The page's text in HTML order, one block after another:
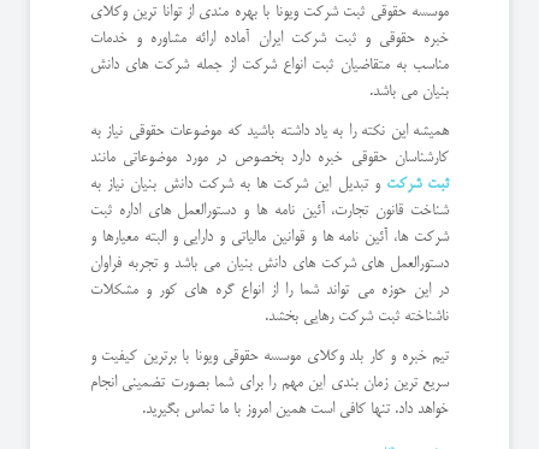
موسسه حقوقی ثبت شرکت ویونا با بهره مندی از توانا ترین وکلای
خبره حقوقی و ثبت شرکت ایران آماده ارائه مشاوره و خدمات
مناسب به متقاضیان ثبت انواع شرکت از جمله شرکت های دانش
بنیان می باشد.
همیشه این نکته را به یاد داشته باشید که موضوعات حقوقی نیاز به
کارشناسان حقوقی خبره دارد بخصوص در مورد موضوعاتی مانند
ثبت شرکت و تبدیل این شرکت ها به شرکت دانش بنیان نیاز به
شناخت قانون تجارت، آئین نامه ها و دستورالعمل های اداره ثبت
شرکت ها، آئین نامه ها و قوانین مالیاتی و دارایی و البته معیارها و
دستورالعمل های شرکت های دانش بنیان می باشد و تجربه فراوان
در این حوزه می تواند شما را از انواع گره های کور و مشکلات
ناشناخته ثبت شرکت رهایی بخشد.
تیم خبره و کار بلد وکلای موسسه حقوقی ویونا با برترین کیفیت و
سریع ترین زمان بندی این مهم را برای شما بصورت تضمینی انجام
خواهد داد. تنها کافی است همین امروز با ما تماس بگیرید.